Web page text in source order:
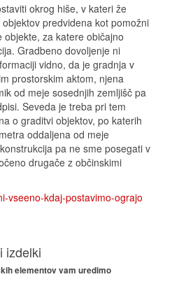
okrog hiše, v kateri že
predvidena kot pomožni
za katere običajno
Gradbeno dovoljenje ni
vidno, da je gradnja v
prostorskim aktom, njena
od meje sosednjih zemljišč pa
Seveda je treba pri tem
o graditvi objektov, po katerih
oddaljena od meje
pa ne sme posegati v
drugače z občinskimi
vseeno-kdaj-postavimo-ograjo
izdelki
elementov vam uredimo